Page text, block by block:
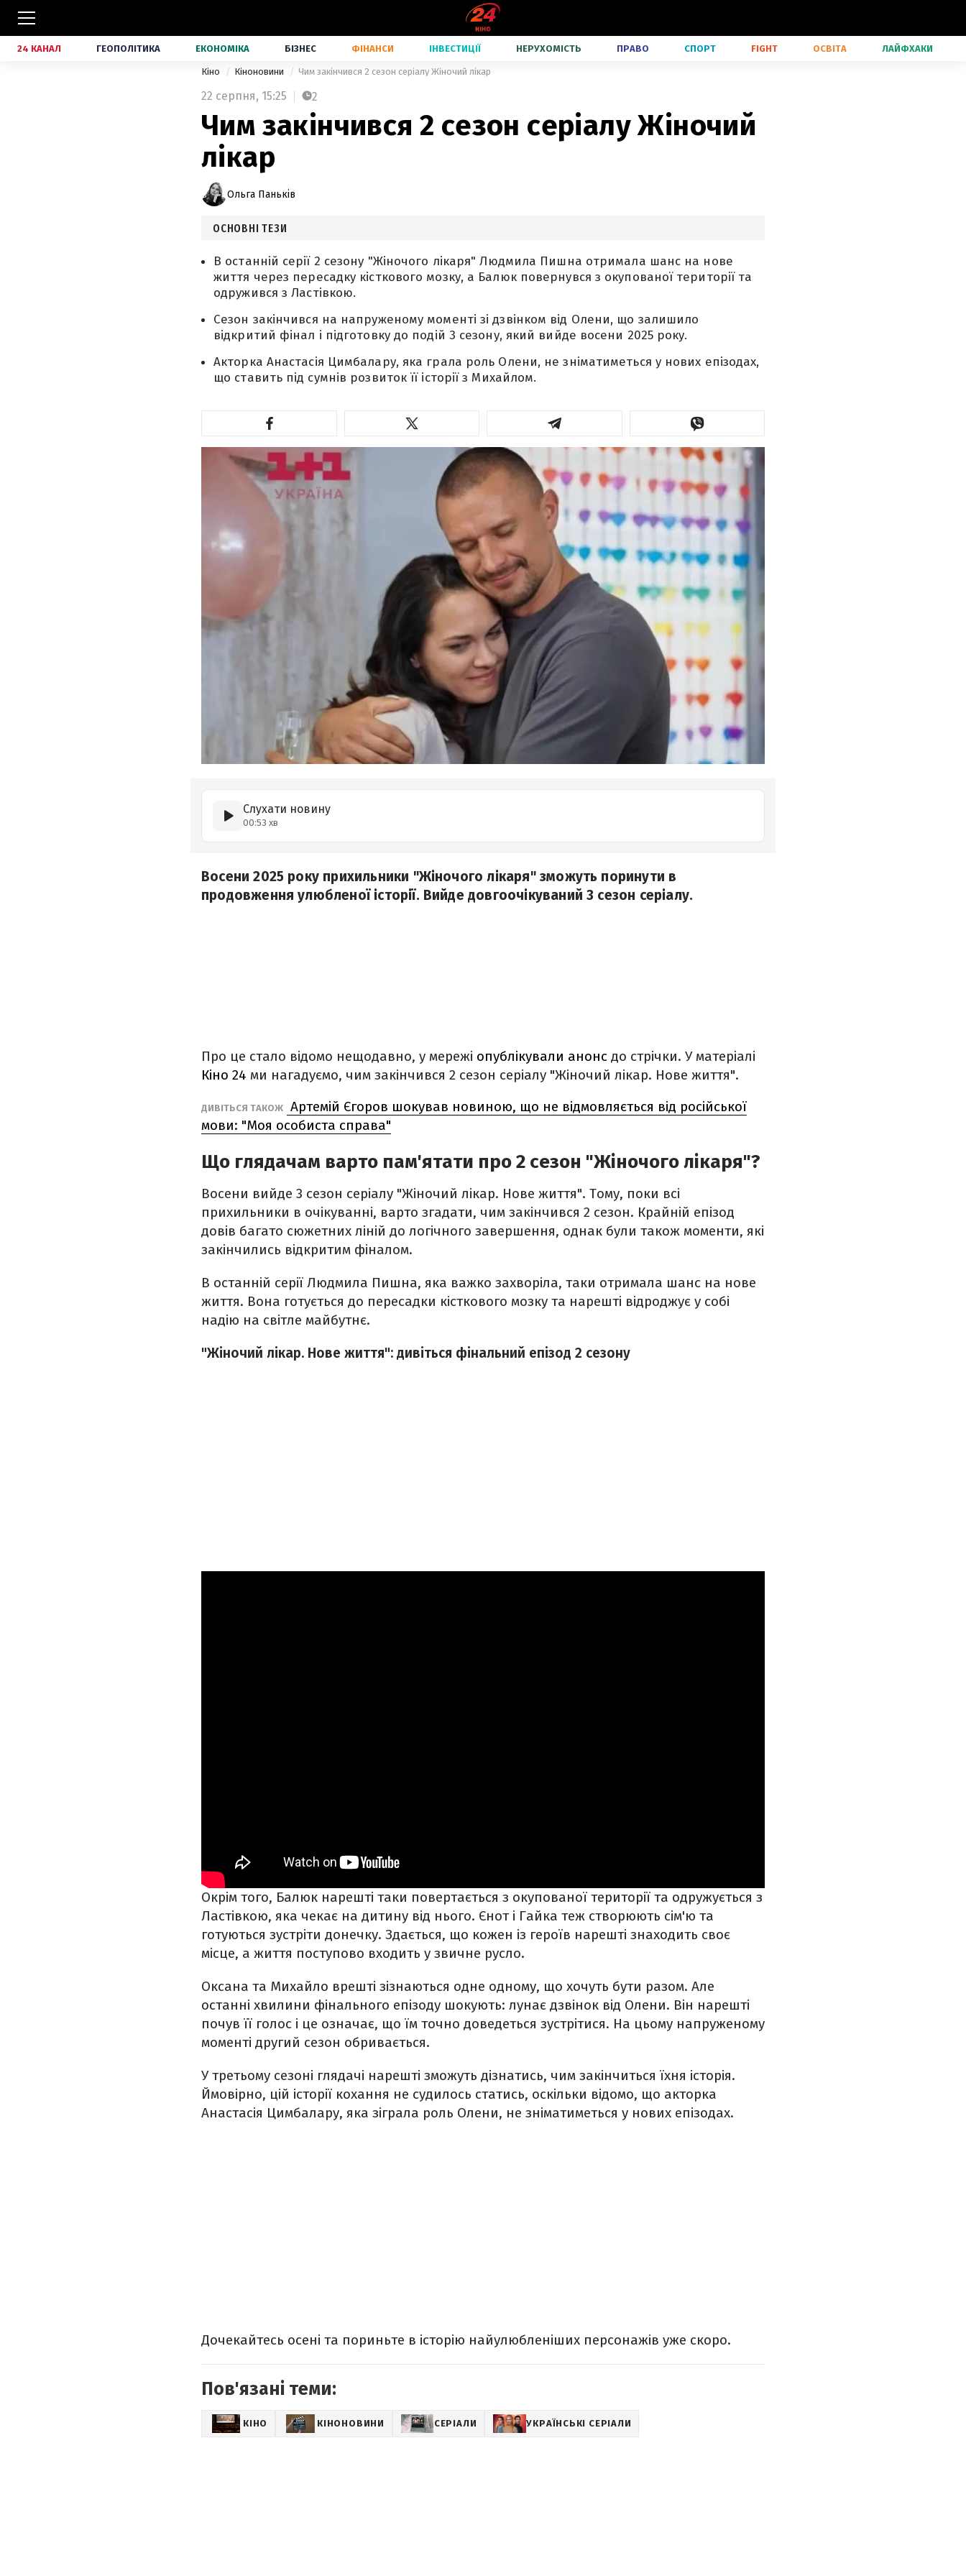
24 КАНАЛ ГЕОПОЛІТИКА ЕКОНОМІКА БІЗНЕС ФІНАНСИ ІНВЕСТИЦІЇ НЕРУХОМІСТЬ ПРАВО СПОРТ FIGHT ОСВІТА ЛАЙФХАКИ
Кіно Кіноновини Чим закінчився 2 сезон серіалу Жіночий лікар
22 серпня, 15:25 2
Чим закінчився 2 сезон серіалу Жіночий
лікар
Ольга Паньків
ОСНОВНІ ТЕЗИ
В останній серії 2 сезону "Жіночого лікаря" Людмила Пишна отримала шанс на нове
життя через пересадку кісткового мозку, а Балюк повернувся з окупованої території та
одружився з Ластівкою.
Сезон закінчився на напруженому моменті зі дзвінком від Олени, що залишило
відкритий фінал і підготовку до подій 3 сезону, який вийде восени 2025 року.
Акторка Анастасія Цимбалару, яка грала роль Олени, не зніматиметься у нових епізодах,
що ставить під сумнів розвиток її історії з Михайлом.
Слухати новину
00:53 хв
Восени 2025 року прихильники "Жіночого лікаря" зможуть поринути в
продовження улюбленої історії. Вийде довгоочікуваний 3 сезон серіалу.
Про це стало відомо нещодавно, у мережі опублікували анонс до стрічки. У матеріалі
Кіно 24 ми нагадуємо, чим закінчився 2 сезон серіалу "Жіночий лікар. Нове життя".
ДИВІТЬСЯ ТАКОЖ
Артемій Єгоров шокував новиною, що не відмовляється від російської
мови: "Моя особиста справа"
Що глядачам варто пам'ятати про 2 сезон "Жіночого лікаря"?
Восени вийде 3 сезон серіалу "Жіночий лікар. Нове життя". Тому, поки всі
прихильники в очікуванні, варто згадати, чим закінчився 2 сезон. Крайній епізод
довів багато сюжетних ліній до логічного завершення, однак були також моменти, які
закінчились відкритим фіналом.
В останній серії Людмила Пишна, яка важко захворіла, таки отримала шанс на нове
життя. Вона готується до пересадки кісткового мозку та нарешті відроджує у собі
надію на світле майбутнє.
"Жіночий лікар. Нове життя": дивіться фінальний епізод 2 сезону
Окрім того, Балюк нарешті таки повертається з окупованої території та одружується з
Ластівкою, яка чекає на дитину від нього. Єнот і Гайка теж створюють сім'ю та
готуються зустріти донечку. Здається, що кожен із героїв нарешті знаходить своє
місце, а життя поступово входить у звичне русло.
Оксана та Михайло врешті зізнаються одне одному, що хочуть бути разом. Але
останні хвилини фінального епізоду шокують: лунає дзвінок від Олени. Він нарешті
почув її голос і це означає, що їм точно доведеться зустрітися. На цьому напруженому
моменті другий сезон обривається.
У третьому сезоні глядачі нарешті зможуть дізнатись, чим закінчиться їхня історія.
Ймовірно, цій історії кохання не судилось статись, оскільки відомо, що акторка
Анастасія Цимбалару, яка зіграла роль Олени, не зніматиметься у нових епізодах.
Дочекайтесь осені та пориньте в історію найулюбленіших персонажів уже скоро.
Пов'язані теми:
КІНО КІНОНОВИНИ СЕРІАЛИ УКРАЇНСЬКІ СЕРІАЛИ